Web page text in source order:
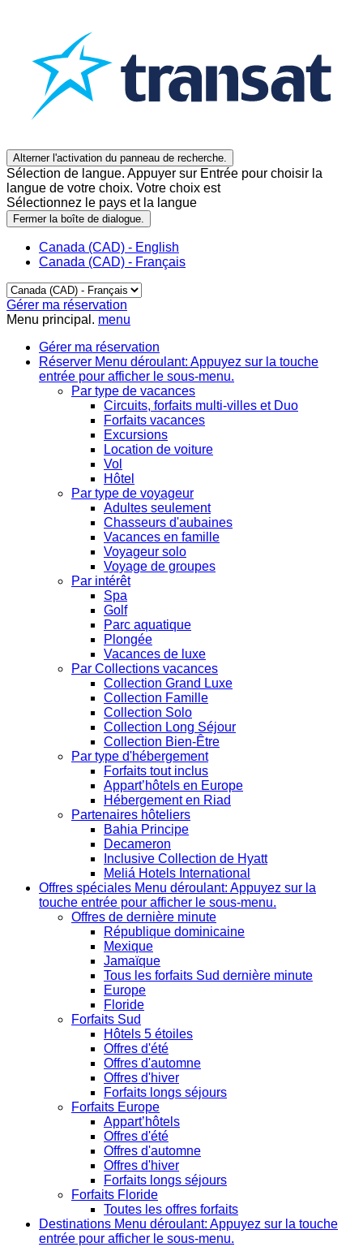
Alterner l'activation du panneau de recherche.
Sélection de langue. Appuyer sur Entrée pour choisir la
langue de votre choix. Votre choix est
Sélectionnez le pays et la langue
Fermer la boîte de dialogue.
Canada (CAD) - English
Canada (CAD) - Français
Gérer ma réservation
Menu principal. menu
Gérer ma réservation
Réserver Menu déroulant: Appuyez sur la touche
entrée pour afficher le sous-menu.
Par type de vacances
Circuits, forfaits multi-villes et Duo
Forfaits vacances
Excursions
Location de voiture
Vol
Hôtel
Par type de voyageur
Adultes seulement
Chasseurs d'aubaines
Vacances en famille
Voyageur solo
Voyage de groupes
Par intérêt
Spa
Golf
Parc aquatique
Plongée
Vacances de luxe
Par Collections vacances
Collection Grand Luxe
Collection Famille
Collection Solo
Collection Long Séjour
Collection Bien-Être
Par type d'hébergement
Forfaits tout inclus
Appart’hôtels en Europe
Hébergement en Riad
Partenaires hôteliers
Bahia Principe
Decameron
Inclusive Collection de Hyatt
Meliá Hotels International
Offres spéciales Menu déroulant: Appuyez sur la
touche entrée pour afficher le sous-menu.
Offres de dernière minute
République dominicaine
Mexique
Jamaïque
Tous les forfaits Sud dernière minute
Europe
Floride
Forfaits Sud
Hôtels 5 étoiles
Offres d'été
Offres d'automne
Offres d'hiver
Forfaits longs séjours
Forfaits Europe
Appart’hôtels
Offres d'été
Offres d'automne
Offres d'hiver
Forfaits longs séjours
Forfaits Floride
Toutes les offres forfaits
Destinations Menu déroulant: Appuyez sur la touche
entrée pour afficher le sous-menu.